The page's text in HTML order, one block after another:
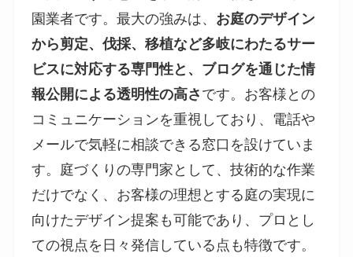
園業者です。最大の強みは、 お庭のデザイン
から剪定、伐採、移植など多岐にわたるサー
ビスに対応する専門性と、ブログを通じた情
報公開による透明性の高さ です。お客様との
コミュニケーションを重視しており、電話や
メールで気軽に相談できる窓口を設けていま
す。庭づくりの専門家として、技術的な作業
だけでなく、お客様の理想とする庭の実現に
向けたデザイン提案も可能であり、プロとし
ての視点を日々発信している点も特徴です。